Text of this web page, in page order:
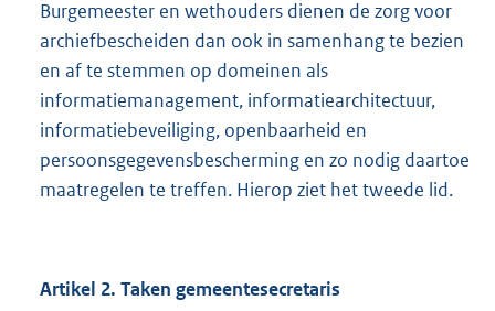
Burgemeester en wethouders dienen de zorg voor
archiefbescheiden dan ook in samenhang te bezien
en af te stemmen op domeinen als
informatiemanagement, informatiearchitectuur,
informatiebeveiliging, openbaarheid en
persoonsgegevensbescherming en zo nodig daartoe
maatregelen te treffen. Hierop ziet het tweede lid.
Artikel 2. Taken gemeentesecretaris